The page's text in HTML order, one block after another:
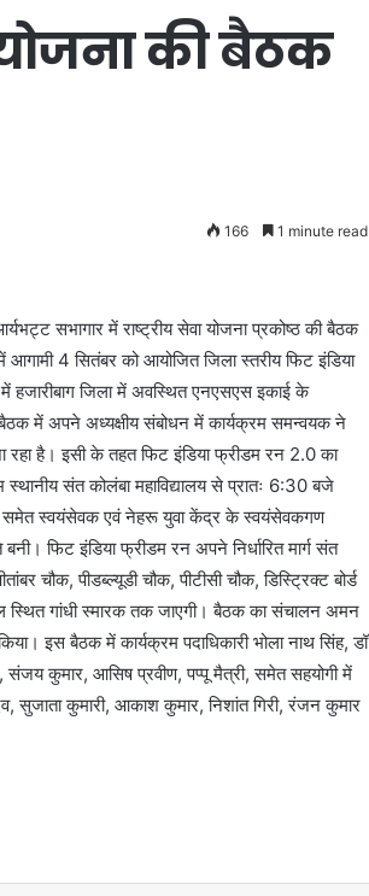
योजना की बैठक
166 1 minute read
सभागार में राष्ट्रीय सेवा योजना प्रकोष्ठ की बैठक
4 सितंबर को आयोजित जिला स्तरीय फिट इंडिया
जिला में अवस्थित एनएसएस इकाई के
में अपने अध्यक्षीय संबोधन में कार्यक्रम समन्वयक ने
है। इसी के तहत फिट इंडिया फ्रीडम रन 2.0 का
संत कोलंबा महाविद्यालय से प्रातः 6:30 बजे
समेत स्वयंसेवक एवं नेहरू युवा केंद्र के स्वयंसेवकगण
फिट इंडिया फ्रीडम रन अपने निर्धारित मार्ग संत
चौक, पीडब्ल्यूडी चौक, पीटीसी चौक, डिस्ट्रिक्ट बोर्ड
स्थित गांधी स्मारक तक जाएगी। बैठक का संचालन अमन
इस बैठक में कार्यक्रम पदाधिकारी भोला नाथ सिंह, डॉ
संजय कुमार, आसिष प्रवीण, पप्पू मैत्री, समेत सहयोगी में
सुजाता कुमारी, आकाश कुमार, निशांत गिरी, रंजन कुमार